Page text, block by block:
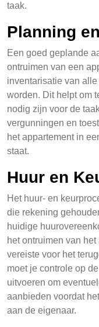
taak.
Planning
Een goed geplande
ontruimen van een
inventarisatie van
worden. Dit helpt om
nodig zijn voor de
vergunningen en
het appartement in
staat.
Huur en
Het huur- en
die rekening
huidige
het ontruimen van
vereiste voor het
moet je controle op
uitvoeren om
aanbieden voordat
aan de eigenaar.